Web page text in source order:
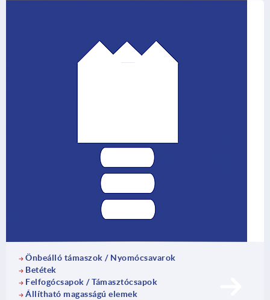
Önbeálló támaszok / Nyomócsavarok
Betétek
Felfogócsapok / Támasztócsapok
Állítható magasságú elemek